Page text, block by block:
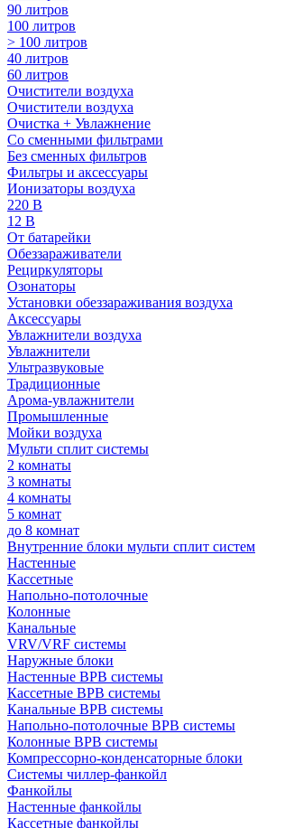
90 литров
100 литров
> 100 литров
40 литров
60 литров
Очистители воздуха
Очистители воздуха
Очистка + Увлажнение
Cо сменными фильтрами
Без сменных фильтров
Фильтры и аксессуары
Ионизаторы воздуха
220 В
12 В
От батарейки
Обеззараживатели
Рециркуляторы
Озонаторы
Установки обеззараживания воздуха
Аксессуары
Увлажнители воздуха
Увлажнители
Ультразвуковые
Традиционные
Арома-увлажнители
Промышленные
Мойки воздуха
Мульти сплит системы
2 комнаты
3 комнаты
4 комнаты
5 комнат
до 8 комнат
Внутренние блоки мульти сплит систем
Настенные
Кассетные
Напольно-потолочные
Колонные
Канальные
VRV/VRF системы
Наружные блоки
Настенные ВРВ системы
Кассетные ВРВ системы
Канальные ВРВ системы
Напольно-потолочные ВРВ системы
Колонные ВРВ системы
Компрессорно-конденсаторные блоки
Системы чиллер-фанкойл
Фанкойлы
Настенные фанкойлы
Кассетные фанкойлы